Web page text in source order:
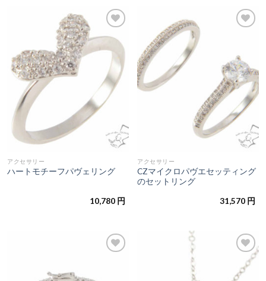
お気
に入
りに
追加
アクセサリー
ハートモチーフパヴェリング
10,780 円
追加
アクセサリー
CZマイクロパヴエセッティング
のセットリング
31,570 円
お気
に入
りに